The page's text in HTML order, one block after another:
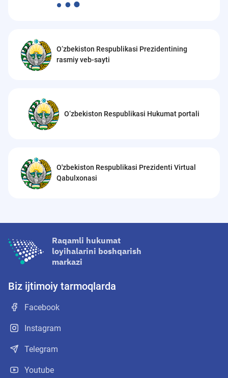
O‘zbekiston Respublikasi Prezidentining
rasmiy veb-sayti
O‘zbekiston Respublikasi Hukumat portali
O'zbekiston Respublikasi Prezidenti Virtual
Qabulxonasi
Raqamli hukumat
loyihalarini boshqarish
markazi
Biz ijtimoiy tarmoqlarda
Facebook
Instagram
Telegram
Youtube